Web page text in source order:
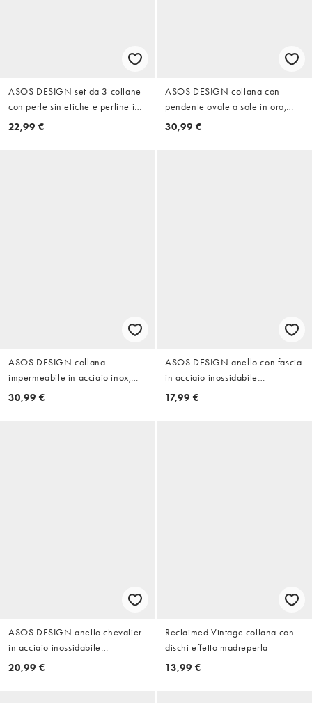
ASOS DESIGN set da 3 collane
con perle sintetiche e perline in
argento
22,99 €
ASOS DESIGN collana con
pendente ovale a sole in oro,
confezione da 2, in acciaio
30,99 €
ASOS DESIGN collana
impermeabile in acciaio inox,
confezione da 2, con pendente a
30,99 €
ASOS DESIGN anello con fascia
in acciaio inossidabile
impermeabile color argento
17,99 €
ASOS DESIGN anello chevalier
in acciaio inossidabile
impermeabile con simbolo di San
20,99 €
Reclaimed Vintage collana con
dischi effetto madreperla
13,99 €